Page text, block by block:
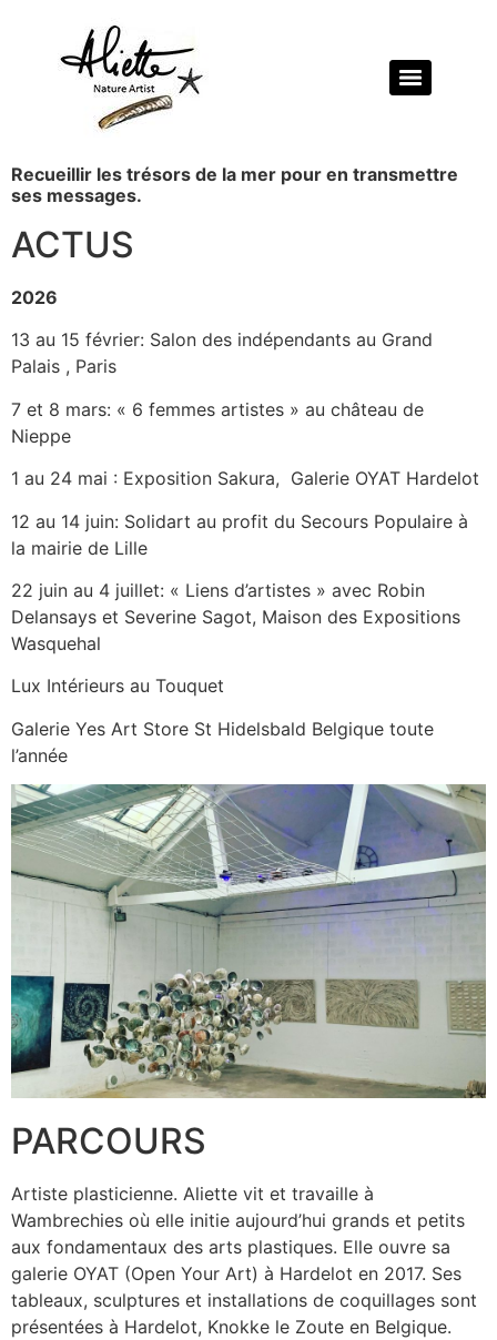
Recueillir les trésors de la mer pour en transmettre
ses messages.
ACTUS
2026
13 au 15 février: Salon des indépendants au Grand
Palais , Paris
7 et 8 mars: « 6 femmes artistes » au château de
Nieppe
1 au 24 mai : Exposition Sakura, Galerie OYAT Hardelot
12 au 14 juin: Solidart au profit du Secours Populaire à
la mairie de Lille
22 juin au 4 juillet: « Liens d’artistes » avec Robin
Delansays et Severine Sagot, Maison des Expositions
Wasquehal
Lux Intérieurs au Touquet
Galerie Yes Art Store St Hidelsbald Belgique toute
l’année
PARCOURS
Artiste plasticienne. Aliette vit et travaille à
Wambrechies où elle initie aujourd’hui grands et petits
aux fondamentaux des arts plastiques. Elle ouvre sa
galerie OYAT (Open Your Art) à Hardelot en 2017. Ses
tableaux, sculptures et installations de coquillages sont
présentées à Hardelot, Knokke le Zoute en Belgique.